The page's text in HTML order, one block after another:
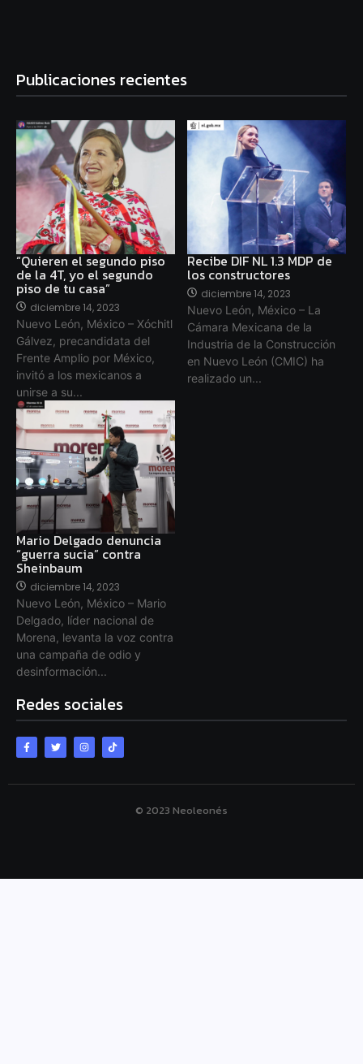
Publicaciones recientes
“Quieren el segundo piso
de la 4T, yo el segundo
piso de tu casa”
diciembre 14, 2023
Nuevo León, México – Xóchitl
Gálvez, precandidata del
Frente Amplio por México,
invitó a los mexicanos a
unirse a su...
Recibe DIF NL 1.3 MDP de
los constructores
diciembre 14, 2023
Nuevo León, México – La
Cámara Mexicana de la
Industria de la Construcción
en Nuevo León (CMIC) ha
realizado un...
Mario Delgado denuncia
“guerra sucia” contra
Sheinbaum
diciembre 14, 2023
Nuevo León, México – Mario
Delgado, líder nacional de
Morena, levanta la voz contra
una campaña de odio y
desinformación...
Redes sociales
© 2023 Neoleonés